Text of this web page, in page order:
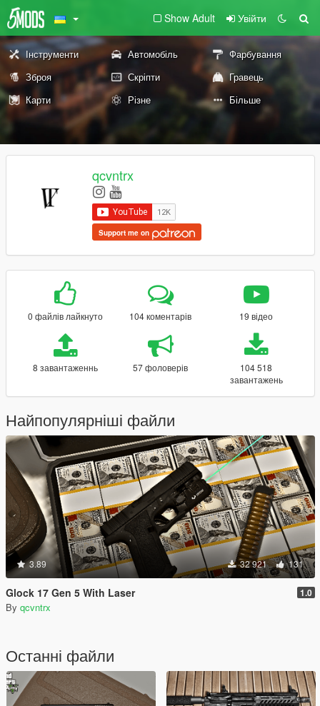
Show Adult Увійти
Інструменти Автомобіль
Фарбування
Зброя
Скріпти
Гравець
Карти
Різне Більше
qcvntrx
Support me on
0 файлів лайкнуто 104 коментарів 19 відео
8 завантаженнь 57 фоловерів
104 518
завантажень
Найпопулярніші файли
3.89 32 921 131
Glock 17 Gen 5 With Laser 1.0
By qcvntrx
Останні файли